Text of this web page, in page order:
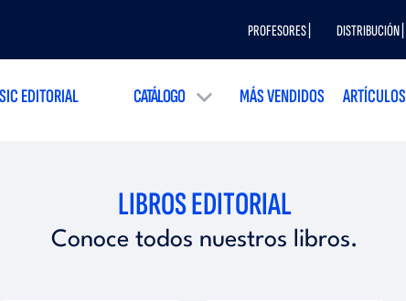
PROFESORES | DISTRIBUCIÓN |
EDITORIAL CATÁLOGO MÁS VENDIDOS ARTÍCULOS
LIBROS EDITORIAL
Conoce todos nuestros libros.